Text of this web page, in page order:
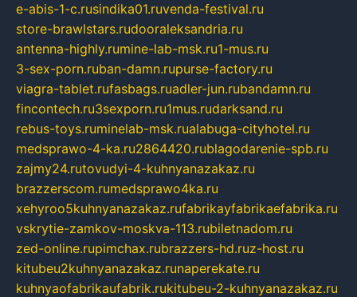
e-abis-1-c.rusindika01.ruvenda-festival.ru
store-brawlstars.rudooraleksandria.ru
antenna-highly.rumine-lab-msk.ru1-mus.ru
3-sex-porn.ruban-damn.rupurse-factory.ru
viagra-tablet.rufasbags.ruadler-jun.rubandamn.ru
fincontech.ru3sexporn.ru1mus.rudarksand.ru
rebus-toys.ruminelab-msk.rualabuga-cityhotel.ru
medsprawo-4-ka.ru2864420.rublagodarenie-spb.ru
zajmy24.rutovudyi-4-kuhnyanazakaz.ru
brazzerscom.rumedsprawo4ka.ru
xehyroo5kuhnyanazakaz.rufabrikayfabrikaefabrika.ru
vskrytie-zamkov-moskva-113.rubiletnadom.ru
zed-online.rupimchax.rubrazzers-hd.ruz-host.ru
kitubeu2kuhnyanazakaz.runaperekate.ru
kuhnyaofabrikaufabrik.rukitubeu-2-kuhnyanazakaz.ru